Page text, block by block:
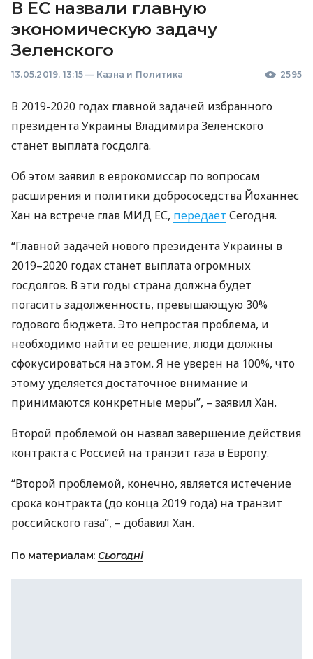
В ЕС назвали главную
экономическую задачу
Зеленского
13.05.2019, 13:15 — Казна и Политика 2595
В 2019-2020 годах главной задачей избранного
президента Украины Владимира Зеленского
станет выплата госдолга.
Об этом заявил в еврокомиссар по вопросам
расширения и политики добрососедства Йоханнес
Хан на встрече глав МИД ЕС, передает Сегодня.
“Главной задачей нового президента Украины в
2019–2020 годах станет выплата огромных
госдолгов. В эти годы страна должна будет
погасить задолженность, превышающую 30%
годового бюджета. Это непростая проблема, и
необходимо найти ее решение, люди должны
сфокусироваться на этом. Я не уверен на 100%, что
этому уделяется достаточное внимание и
принимаются конкретные меры”, – заявил Хан.
Второй проблемой он назвал завершение действия
контракта с Россией на транзит газа в Европу.
“Второй проблемой, конечно, является истечение
срока контракта (до конца 2019 года) на транзит
российского газа”, – добавил Хан.
По материалам: Сьогодні